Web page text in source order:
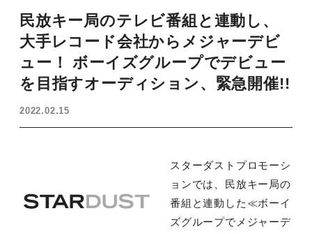
民放キー局のテレビ番組と連動し、
大手レコード会社からメジャーデビ
ュー！ ボーイズグループでデビュー
を目指すオーディション、緊急開催!!
2022.02.15
スターダストプロモーシ
ョンでは、民放キー局の
番組と連動した≪ボーイ
ズグループでメジャーデ